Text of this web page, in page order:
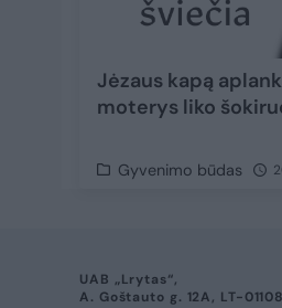
Jėzaus kapą
moterys liko
Gyvenimo būdas
UAB „Lrytas“,
A. Goštauto g. 12A, LT-